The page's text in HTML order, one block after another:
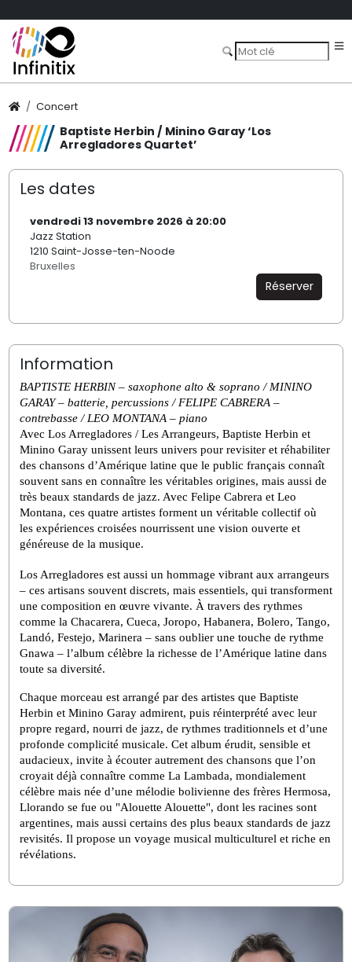
Concert
Baptiste Herbin / Minino Garay ‘Los
Arregladores Quartet’
Les dates
vendredi 13 novembre 2026 à 20:00
Jazz Station
1210 Saint-Josse-ten-Noode
Bruxelles
Réserver
Information
BAPTISTE HERBIN – saxophone alto & soprano / MININO
GARAY – batterie, percussions / FELIPE CABRERA –
contrebasse / LEO MONTANA – piano
Avec Los Arregladores / Les Arrangeurs, Baptiste Herbin et
Minino Garay unissent leurs univers pour revisiter et réhabiliter
des chansons d’Amérique latine que le public français connaît
souvent sans en connaître les véritables origines, mais aussi de
très beaux standards de jazz. Avec Felipe Cabrera et Leo
Montana, ces quatre artistes forment un véritable collectif où
les expériences croisées nourrissent une vision ouverte et
généreuse de la musique.
Los Arregladores est aussi un hommage vibrant aux arrangeurs
– ces artisans souvent discrets, mais essentiels, qui transforment
une composition en œuvre vivante. À travers des rythmes
comme la Chacarera, Cueca, Joropo, Habanera, Bolero, Tango,
Landó, Festejo, Marinera – sans oublier une touche de rythme
Gnawa – l’album célèbre la richesse de l’Amérique latine dans
toute sa diversité.
Chaque morceau est arrangé par des artistes que Baptiste
Herbin et Minino Garay admirent, puis réinterprété avec leur
propre regard, nourri de jazz, de rythmes traditionnels et d’une
profonde complicité musicale. Cet album érudit, sensible et
audacieux, invite à écouter autrement des chansons que l’on
croyait déjà connaître comme La Lambada, mondialement
célèbre mais née d’une mélodie bolivienne des frères Hermosa,
Llorando se fue ou "Alouette Alouette", dont les racines sont
argentines, mais aussi certains des plus beaux standards de jazz
revisités. Il propose un voyage musical multiculturel et riche en
révélations.